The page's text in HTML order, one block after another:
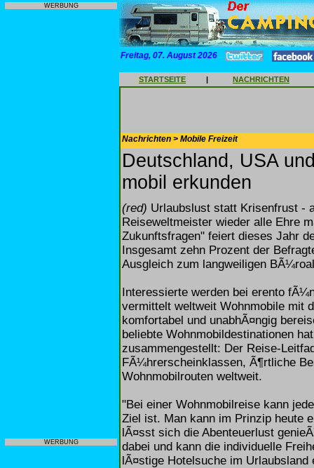
WERBUNG
WERBUNG
Freitag, 07. August 2026
STARTSEITE | NACHRICHTEN
Nachrichten > Mobile Freizeit
Deutschland, USA
mobil erkunden
(red) Urlaubslust statt Krisenfrust -
Reiseweltmeister wieder alle Ehre
Zukunftsfragen" feiert dieses Jahr
Insgesamt zehn Prozent der
Ausgleich zum langweiligen
Interessierte werden bei erento
vermittelt weltweit Wohnmobile mit
komfortabel und unabhÃ¤ngig
beliebte Wohnmobildestinationen
zusammengestellt: Der Reise-
FÃ¼hrerscheinklassen, Ã¶rtliche
Wohnmobilrouten weltweit.
"Bei einer Wohnmobilreise kann
Ziel ist. Man kann im Prinzip heute
lÃ¤sst sich die Abenteuerlust
dabei und kann die individuelle
lÃ¤stige Hotelsuche im